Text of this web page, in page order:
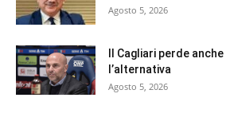
Agosto 5, 2026
Il Cagliari perde
l’alternativa
Agosto 5, 2026